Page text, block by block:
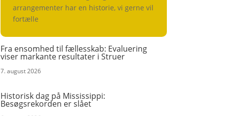
arrangementer har en historie, vi gerne vil
fortælle
Fra ensomhed til fællesskab: Evaluering
viser markante resultater i Struer
7. august 2026
Historisk dag på Mississippi:
Besøgsrekorden er slået